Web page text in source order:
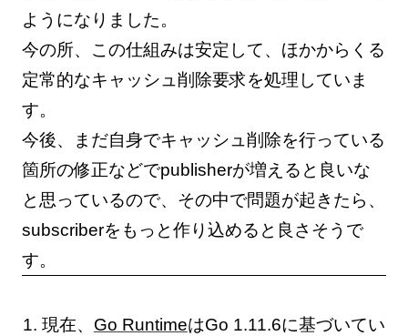
ようになりました。
今の所、この仕組みは安定して、ほかからくる
定常的なキャッシュ削除要求を処理していま
す。
今後、まだ自身でキャッシュ削除を行っている
箇所の修正などでpublisherが増えると良いな
と思っているので、その中で問題が起きたら、
subscriberをもっと作り込めると良さそうで
す。
現在、 Go RuntimeはGo 1.11.6に基づいてい